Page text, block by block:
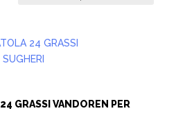
GRASSI VANDOREN PER